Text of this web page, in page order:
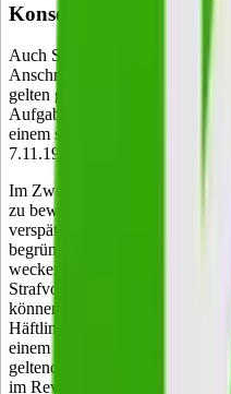
Konsequenzen:
Auch Steuerbescheide, die an
Anschrift einer JVA mit
gelten gem. § 122 Abs. 2 AO
Aufgabe zur Post als bekannt
einem späteren Zeitpunkt
7.11.1985, Az. V R 3/83, BFH/
Im Zweifel hat die Behörde
zu beweisen. Ein Hinweis des
verspätete Postzustellung in der
begründete Zweifel an der
wecken. Denn infolge der nach
Strafvollzugsgesetzes
können sich in Haftanstalten
Häftlingspost ergeben. Aber:
einem derartigen Fall schon im
geltend gemacht werden. Wird
im Revisionsverfahren